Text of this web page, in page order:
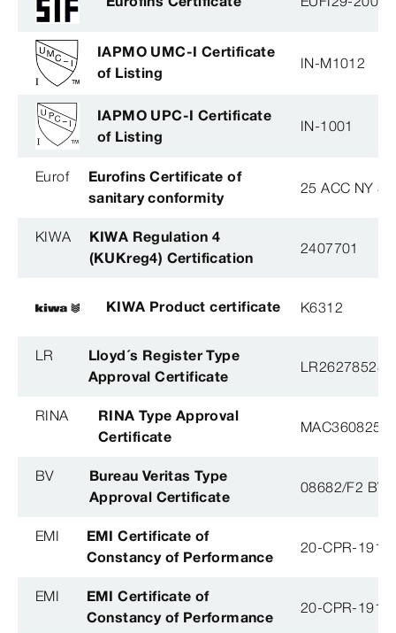
IAPMO UMC-I Certificate
of Listing
IN-M1012
IAPMO UPC-I Certificate
of Listing
IN-1001
Eurof
Eurofins Certificate of
sanitary conformity
25 ACC NY
KIWA
KIWA Regulation 4
(KUKreg4) Certification
2407701
KIWA Product certificate K6312
LR
Lloyd´s Register Type
Approval Certificate
RINA
RINA Type Approval
Certificate
BV
Bureau Veritas Type
Approval Certificate
08682/F2 BV
EMI
EMI Certificate of
Constancy of Performance
20-CPR-191-
EMI
EMI Certificate of
Constancy of Performance
20-CPR-191-